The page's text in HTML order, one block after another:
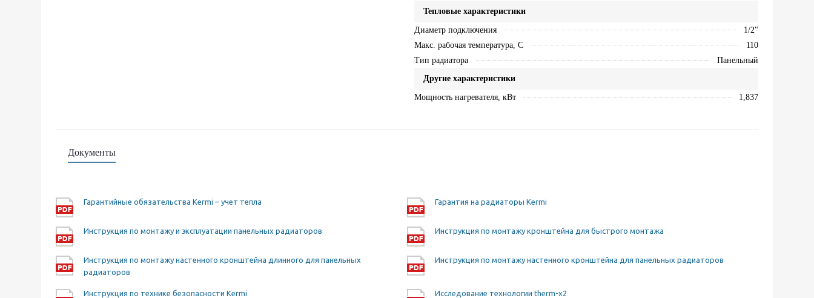
Тепловые характеристики
Диаметр подключения
1/2"
Макс. рабочая температура, C
110
Тип радиатора
Панельный
Другие характеристики
Мощность нагревателя, кВт 1,837
Документы
Гарантийные обязательства Kermi – учет тепла Гарантия на радиаторы Kermi
Инструкция по монтажу и эксплуатации панельных радиаторов Инструкция по монтажу кронштейна для быстрого монтажа
Инструкция по монтажу настенного кронштейна длинного для панельных
радиаторов
Инструкция по монтажу настенного кронштейна для панельных радиаторов
Инструкция по технике безопасности Kermi Исследование технологии therm-x2